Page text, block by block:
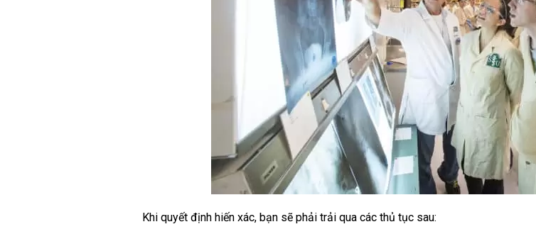
Khi quyết định hiến xác, bạn sẽ phải trải qua các thủ tục sau: